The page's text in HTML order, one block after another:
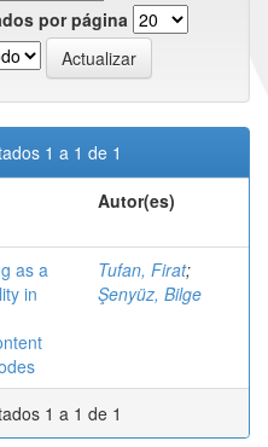
por página
1 a 1 de 1
Autor(es)
as a
in
Tufan, Firat;
Şenyüz, Bilge
1 a 1 de 1